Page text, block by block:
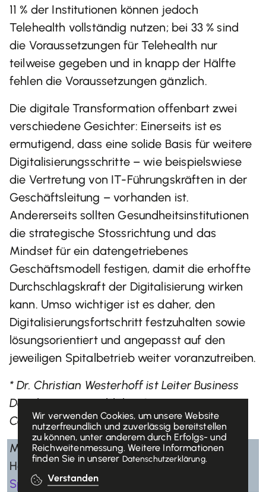
11 % der Institutionen können jedoch
Telehealth vollständig nutzen; bei 33 % sind
die Voraussetzungen für Telehealth nur
teilweise gegeben und in knapp der Hälfte
fehlen die Voraussetzungen gänzlich.
Die digitale Transformation offenbart zwei
verschiedene Gesichter: Einerseits ist es
ermutigend, dass eine solide Basis für weitere
Digitalisierungsschritte – wie beispielswiese
die Vertretung von IT-Führungskräften in der
Geschäftsleitung – vorhanden ist.
Andererseits sollten Gesundheitsinstitutionen
die strategische Stossrichtung und das
Mindset für ein datengetriebenes
Geschäftsmodell festigen, damit die erhoffte
Durchschlagskraft der Digitalisierung wirken
kann. Umso wichtiger ist es daher, den
Digitalisierungsfortschritt festzuhalten sowie
lösungsorientiert und angepasst auf den
jeweiligen Spitalbetrieb weiter voranzutreiben.
* Dr. Christian Westerhoff ist Leiter Business
Development Health bei Swisscom Business
Costumers.
Mehr Informationen zum Swisscom Digital
Health Radar: Digitalisierung in Schweizer
Spitälern | Swissco
Wir verwenden Cookies, um unsere Website
nutzerfreundlich und zuverlässig bereitstellen
zu können, unter anderem durch Erfolgs- und
Reichweitenmessung. Weitere Informationen
finden Sie in unserer Datenschutzerklärung.
Verstanden